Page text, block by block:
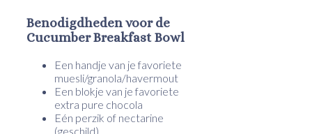
Benodigdheden voor de
Cucumber Breakfast Bowl
Een handje van je favoriete
muesli/granola/havermout
Een blokje van je favoriete
extra pure chocola
Eén perzik of nectarine
(geschild)